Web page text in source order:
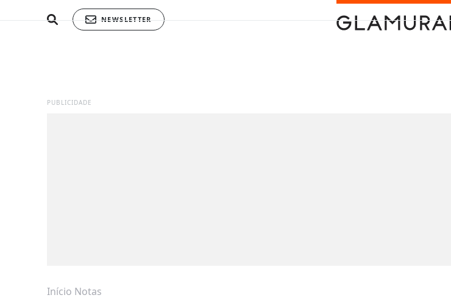
NEWSLETTER
PUBLICIDADE
Início Notas